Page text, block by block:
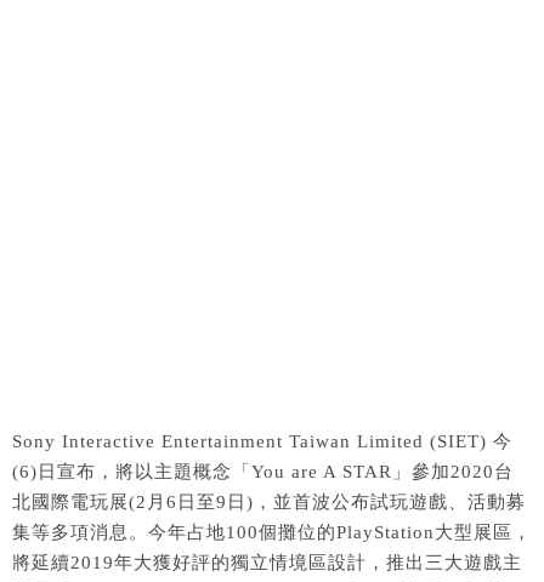
Sony Interactive Entertainment Taiwan Limited (SIET) 今
(6)日宣布，將以主題概念「You are A STAR」參加2020台
北國際電玩展(2月6日至9日)，並首波公布試玩遊戲、活動募
集等多項消息。今年占地100個攤位的PlayStation大型展區，
將延續2019年大獲好評的獨立情境區設計，推出三大遊戲主